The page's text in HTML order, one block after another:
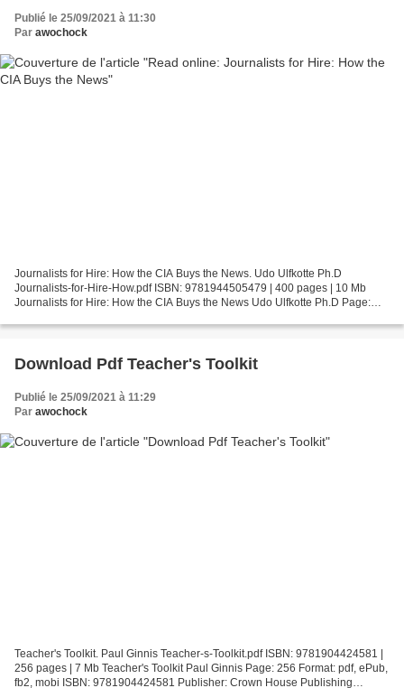
Publié le 25/09/2021 à 11:30
Par awochock
Journalists for Hire: How the CIA Buys the News. Udo Ulfkotte Ph.D
Journalists-for-Hire-How.pdf ISBN: 9781944505479 | 400 pages | 10 Mb
Journalists for Hire: How the CIA Buys the News Udo Ulfkotte Ph.D Page:
Download Pdf Teacher's Toolkit
Publié le 25/09/2021 à 11:29
Par awochock
Teacher's Toolkit. Paul Ginnis Teacher-s-Toolkit.pdf ISBN: 9781904424581 |
256 pages | 7 Mb Teacher's Toolkit Paul Ginnis Page: 256 Format: pdf, ePub,
fb2, mobi ISBN: 9781904424581 Publisher: Crown House Publishing